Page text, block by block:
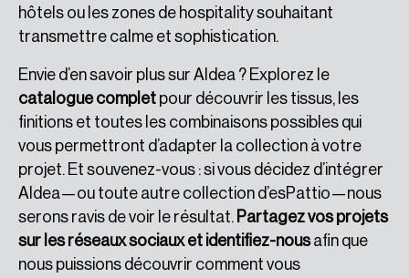
hôtels ou les zones de hospitality souhaitant
transmettre calme et sophistication.
Envie d’en savoir plus sur Aldea ? Explorez le
catalogue complet pour découvrir les tissus, les
finitions et toutes les combinaisons possibles qui
vous permettront d’adapter la collection à votre
projet. Et souvenez-vous : si vous décidez d’intégrer
Aldea—ou toute autre collection d’esPattio—nous
serons ravis de voir le résultat. Partagez vos projets
sur les réseaux sociaux et identifiez-nousafin que
nous puissions découvrir comment vous